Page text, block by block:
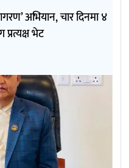
अभियान, चार दिनमा ४
भेट